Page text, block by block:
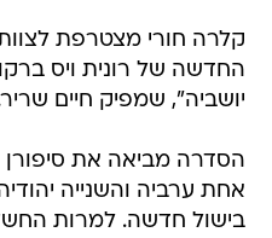
קלרה חורי מצטרפת
החדשה של רונית ויס
יושביה", שמפיק חיים
הסדרה מביאה את סיפורן
אחת ערביה והשנייה
בישול חדשה. למרות